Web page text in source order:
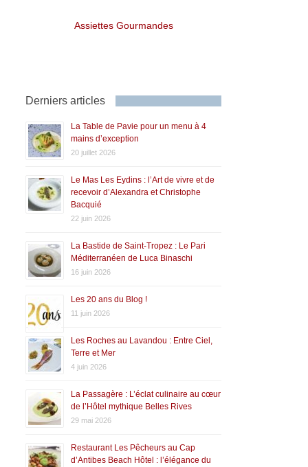
Assiettes Gourmandes
Derniers articles
La Table de Pavie pour un menu à 4
mains d’exception
20 juillet 2026
Le Mas Les Eydins : l’Art de vivre et de
recevoir d’Alexandra et Christophe
Bacquié
22 juin 2026
La Bastide de Saint-Tropez : Le Pari
Méditerranéen de Luca Binaschi
16 juin 2026
Les 20 ans du Blog !
11 juin 2026
Les Roches au Lavandou : Entre Ciel,
Terre et Mer
4 juin 2026
La Passagère : L’éclat culinaire au cœur
de l’Hôtel mythique Belles Rives
29 mai 2026
Restaurant Les Pêcheurs au Cap
d’Antibes Beach Hôtel : l’élégance du